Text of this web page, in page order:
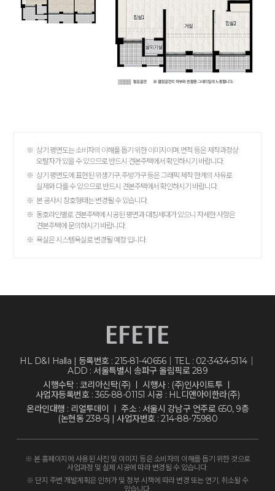
※ 상기 평면도는 소비자의 이해를 돕기 위한 이미지이며, 면적 등은 제작과정상
오탈자가 있을 수 있으므로 반드시 견본주택에서 확인하시기 바랍니다.
※ 상기 평면도에 표현된 위생기구, 주방가구 등은 그래픽 제작 한계의 사유로
실제와 다를 수 있으므로 반드시 견본주택에서 확인하시기 바랍니다.
※ 본 공사시 창호형태는 변경될 수 있습니다.
※ 동호라인별로 견본주택에 시공된 평면과 대칭세대가 있으니 자세한 사항은
견본주택에 문의하시기 바랍니다.
※ 욕실은 시스템욕실로 변경될 예정 입니다.
HL D&I Halla | 등록번호 : 215-81-40656｜TEL : 02-3434-5114｜
ADD : 서울특별시 송파구 올림픽로 289
시행수탁 : 코리아신탁(주) ㅣ 시행사 : (주)인사이트투 ㅣ
사업자등록번호 : 365-88-01151 시공 : HL디앤아이한라(주)
온라인대행 : 리얼투데이 ㅣ 주소 : 서울시 강남구 언주로 650, 9층
(논현동 238-5) | 사업자번호 : 214-88-75980
※ 본 홈페이지에 사용된 사진 및 이미지 등은 소비자의 이해를 돕기 위한 것으로
사업과정 및 실제 시공에 따라 변경될 수 있습니다.
※ 단지 주변 개발계획은 인허가 및 정부 시책에 따라 변경 또는 연기, 취소될 수
있습니다.